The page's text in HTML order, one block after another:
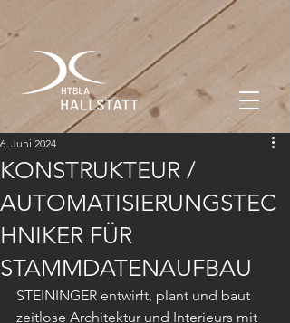
KONSTRUKTEUR /
AUTOMATISIERUNGSTEC
HNIKER FÜR
STAMMDATENAUFBAU
6. Juni 2024
STEININGER entwirft, plant und baut
zeitlose Architektur und Interieurs mit